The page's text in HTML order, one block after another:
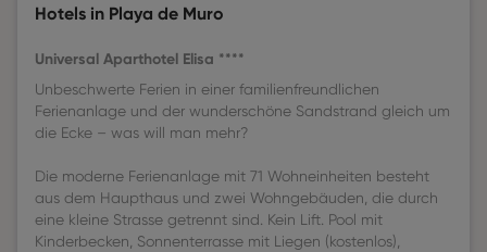
Hotels in Playa de Muro
Universal Aparthotel Elisa ****
Unbeschwerte Ferien in einer familienfreundlichen
Ferienanlage und der wunderschöne Sandstrand gleich um
die Ecke – was will man mehr?
Die moderne Ferienanlage mit 71 Wohneinheiten besteht
aus dem Haupthaus und zwei Wohngebäuden, die durch
eine kleine Strasse getrennt sind. Kein Lift. Pool mit
Kinderbecken, Sonnenterrasse mit Liegen (kostenlos),